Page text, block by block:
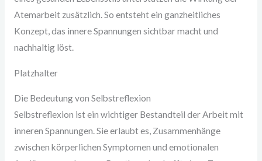
Atemarbeit zusätzlich. So entsteht ein ganzheitliches
Konzept, das innere Spannungen sichtbar macht und
nachhaltig löst.
Platzhalter
Die Bedeutung von Selbstreflexion
Selbstreflexion ist ein wichtiger Bestandteil der Arbeit mit
inneren Spannungen. Sie erlaubt es, Zusammenhänge
zwischen körperlichen Symptomen und emotionalen